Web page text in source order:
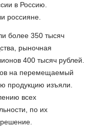
в Россию.
россияне.
более 350 тысяч
рыночная
400 тысяч рублей.
на перемещаемый
продукцию изъяли.
всех
по их